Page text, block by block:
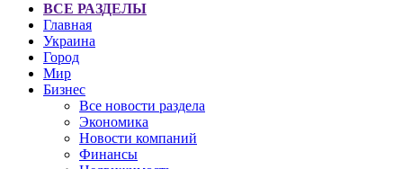
ВСЕ РАЗДЕЛЫ
Главная
Украина
Город
Мир
Бизнес
Все новости раздела
Экономика
Новости компаний
Финансы